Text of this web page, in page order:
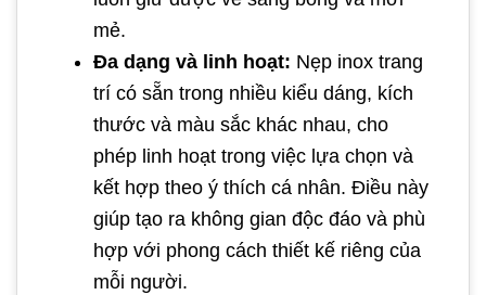
mẻ.
Đa dạng và linh hoạt: Nẹp inox trang
trí có sẵn trong nhiều kiểu dáng, kích
thước và màu sắc khác nhau, cho
phép linh hoạt trong việc lựa chọn và
kết hợp theo ý thích cá nhân. Điều này
giúp tạo ra không gian độc đáo và phù
hợp với phong cách thiết kế riêng của
mỗi người.